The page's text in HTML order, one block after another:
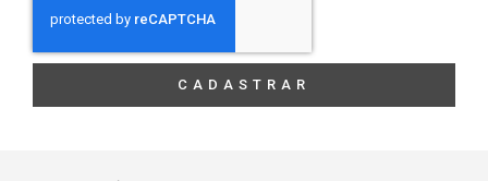
CADASTRAR